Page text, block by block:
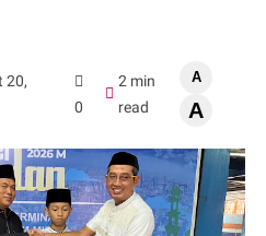
20,
0
2 min
read
A
A